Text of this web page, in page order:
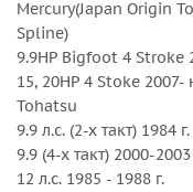
Mercury(Japan Origin
Spline)
9.9HP Bigfoot 4 Stroke
15, 20HP 4 Stoke 2007-
Tohatsu
9.9 л.с. (2-х такт) 1984
9.9 (4-х такт) 2000-2003
12 л.с. 1985 - 1988 г.